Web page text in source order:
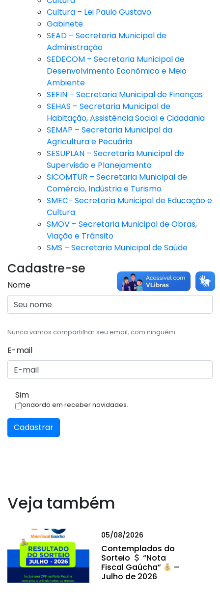
Cultura – Lei Paulo Gustavo
Gabinete
SEAD – Secretaria Municipal de
Administração
SEDECOM – Secretaria Municipal de
Desenvolvimento Econômico e Meio
Ambiente
SEFIN – Secretaria Municipal de Finanças
SEHAS – Secretaria Municipal de
Habitação, Assistência Social e Cidadania
SEMAP – Secretaria Municipal da
Agricultura e Pecuária
SESUPLAN – Secretaria Municipal de
Supervisão e Planejamento
SICOMTUR – Secretaria Municipal de
Comércio, Indústria e Turismo
SMEC- Secretaria Municipal de Educação e
Cultura
SMOV – Secretaria Municipal de Obras,
Viação e Trânsito
SMS – Secretaria Municipal de Saúde
Cadastre-se
Nome
Nunca vamos compartilhar seu email, com ninguém.
E-mail
Sim
Condordo em receber novidades.
Cadastrar
Veja também
05/08/2026
Contemplados do
Sorteio
“Nota
Fiscal Gaúcha”
–
Julho de 2026